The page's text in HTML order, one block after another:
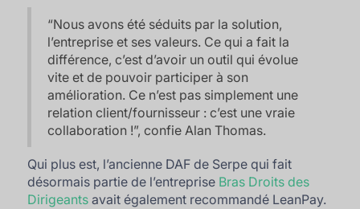
“Nous avons été séduits par la solution,
l’entreprise et ses valeurs. Ce qui a fait la
différence, c’est d’avoir un outil qui évolue
vite et de pouvoir participer à son
amélioration. Ce n’est pas simplement une
relation client/fournisseur : c’est une vraie
collaboration !”, confie Alan Thomas.
Qui plus est, l’ancienne DAF de Serpe qui fait
désormais partie de l’entreprise Bras Droits des
Dirigeantsavait également recommandé LeanPay.